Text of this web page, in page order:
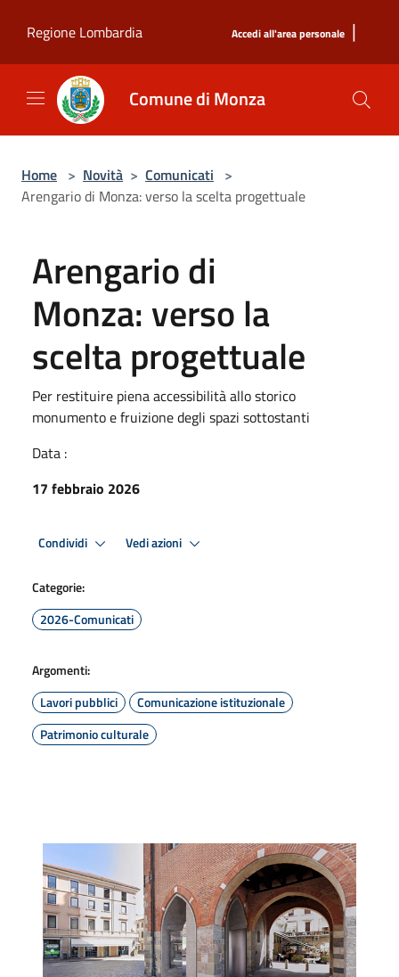
Regione Lombardia
Accedi all'area personale |
Comune di Monza
Home > Novità > Comunicati >
Arengario di Monza: verso la scelta progettuale
Arengario di
Monza: verso la
scelta progettuale
Per restituire piena accessibilità allo storico
monumento e fruizione degli spazi sottostanti
Data :
17 febbraio 2026
Condividi Vedi azioni
Categorie:
2026-Comunicati
Argomenti:
Lavori pubblici
Comunicazione istituzionale
Patrimonio culturale